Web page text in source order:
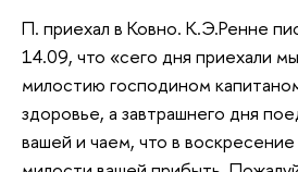
П. приехал в Ковно. К.Э.Ренне
14.09, что «сего дня приехали
милостию господином
здоровье, а завтрашнего дня
вашей и чаем, что в